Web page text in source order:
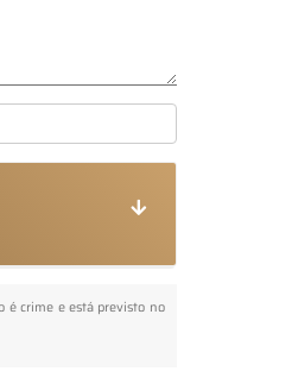
é crime e está previsto no